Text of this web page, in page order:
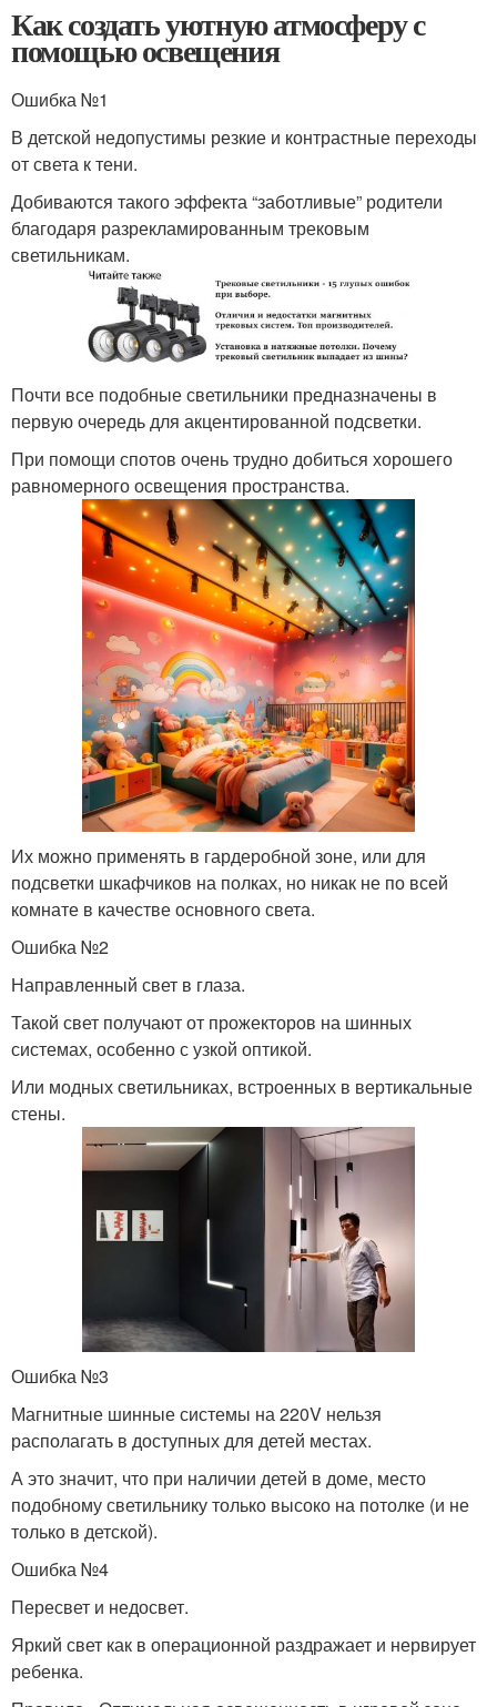
Как создать уютную атмосферу с
помощью освещения
Ошибка №1
В детской недопустимы резкие и контрастные переходы
от света к тени.
Добиваются такого эффекта “заботливые” родители
благодаря разрекламированным трековым
светильникам.
Почти все подобные светильники предназначены в
первую очередь для акцентированной подсветки.
При помощи спотов очень трудно добиться хорошего
равномерного освещения пространства.
Их можно применять в гардеробной зоне, или для
подсветки шкафчиков на полках, но никак не по всей
комнате в качестве основного света.
Ошибка №2
Направленный свет в глаза.
Такой свет получают от прожекторов на шинных
системах, особенно с узкой оптикой.
Или модных светильниках, встроенных в вертикальные
стены.
Ошибка №3
Магнитные шинные системы на 220V нельзя
располагать в доступных для детей местах.
А это значит, что при наличии детей в доме, место
подобному светильнику только высоко на потолке (и не
только в детской).
Ошибка №4
Пересвет и недосвет.
Яркий свет как в операционной раздражает и нервирует
ребенка.